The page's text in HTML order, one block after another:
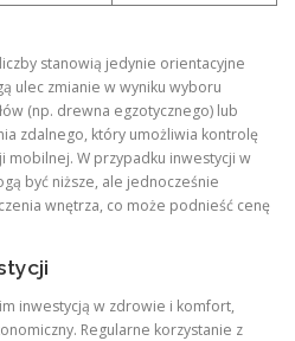
stanowią jedynie orientacyjne
ulec zmianie w wyniku wyboru
(np. drewna egzotycznego) lub
zdalnego, który umożliwia kontrolę
W przypadku inwestycji w
być niższe, ale jednocześnie
wnętrza, co może podnieść cenę
inwestycją w zdrowie i komfort,
Regularne korzystanie z